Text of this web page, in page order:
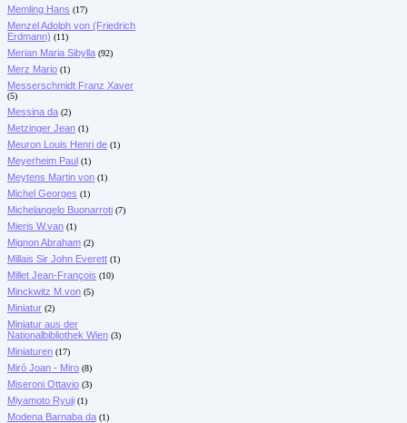
Memling Hans (17)
Menzel Adolph von (Friedrich
Erdmann) (11)
Merian Maria Sibylla (92)
Merz Mario (1)
Messerschmidt Franz Xaver
(5)
Messina da (2)
Metzinger Jean (1)
Meuron Louis Henri de (1)
Meyerheim Paul (1)
Meytens Martin von (1)
Michel Georges (1)
Michelangelo Buonarroti (7)
Mieris W.van (1)
Mignon Abraham (2)
Millais Sir John Everett (1)
Millet Jean-François (10)
Minckwitz M.von (5)
Miniatur (2)
Miniatur aus der
Nationalbibliothek Wien (3)
Miniaturen (17)
Miró Joan - Miro (8)
Miseroni Ottavio (3)
Miyamoto Ryuji (1)
Modena Barnaba da (1)